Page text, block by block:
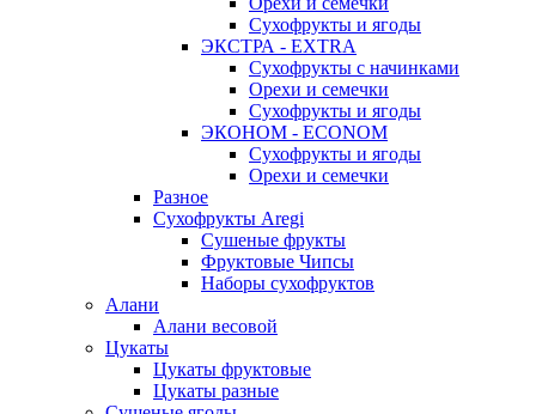
Сухофрукты и ягоды
ЭКСТРА - EXTRA
Сухофрукты с начинками
Орехи и семечки
Сухофрукты и ягоды
ЭКОНОМ - ECONOM
Сухофрукты и ягоды
Орехи и семечки
Разное
Сухофрукты Aregi
Сушеные фрукты
Фруктовые Чипсы
Наборы сухофруктов
Алани
Алани весовой
Цукаты
Цукаты фруктовые
Цукаты разные